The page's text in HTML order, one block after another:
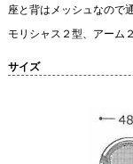
座と背はメッシュなので
モリシャス２型、アーム
サイズ